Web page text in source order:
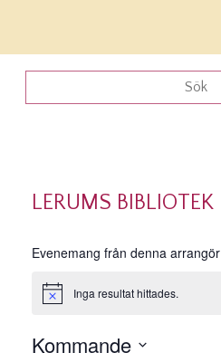
LERUMS BIBLIOTEK
Evenemang från denna arrangör
Notis Inga resultat hittades.
Kommande